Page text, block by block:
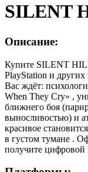
SILENT
Описание:
Купите SILENT
PlayStation и
Вас ждёт:
When They Cry» ,
ближнего боя
выносливостью) и
красивое
в густом тумане .
получите цифровой